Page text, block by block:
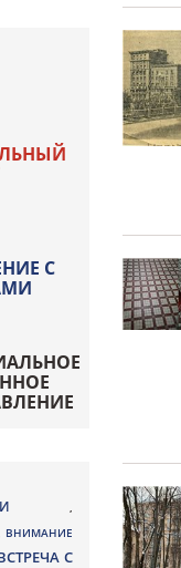
С
,
ВНИМАНИЕ
С